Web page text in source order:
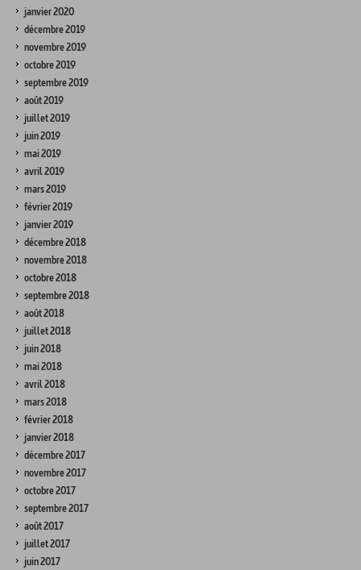
janvier 2020
décembre 2019
novembre 2019
octobre 2019
septembre 2019
août 2019
juillet 2019
juin 2019
mai 2019
avril 2019
mars 2019
février 2019
janvier 2019
décembre 2018
novembre 2018
octobre 2018
septembre 2018
août 2018
juillet 2018
juin 2018
mai 2018
avril 2018
mars 2018
février 2018
janvier 2018
décembre 2017
novembre 2017
octobre 2017
septembre 2017
août 2017
juillet 2017
juin 2017